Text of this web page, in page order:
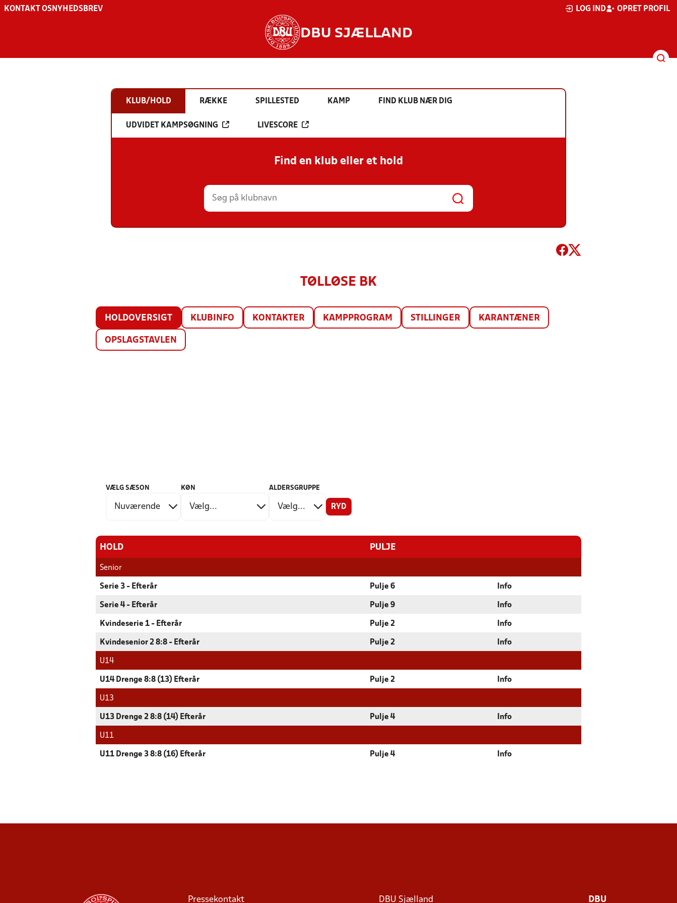
KONTAKT OS NYHEDSBREV LOG IND OPRET PROFIL
DBU SJÆLLAND
KLUB/HOLD RÆKKE SPILLESTED KAMP FIND KLUB NÆR DIG
UDVIDET KAMPSØGNING LIVESCORE
Find en klub eller et hold
TØLLØSE BK
HOLDOVERSIGT KLUBINFO KONTAKTER KAMPPROGRAM STILLINGER KARANTÆNER
OPSLAGSTAVLEN
VÆLG SÆSON KØN ALDERSGRUPPE
RYD
HOLD PULJE
Senior
Serie 3 - Efterår Pulje 6 Info
Serie 4 - Efterår Pulje 9 Info
Kvindeserie 1 - Efterår Pulje 2 Info
Kvindesenior 2 8:8 - Efterår Pulje 2 Info
U14
U14 Drenge 8:8 (13) Efterår Pulje 2 Info
U13
U13 Drenge 2 8:8 (14) Efterår Pulje 4 Info
U11
U11 Drenge 3 8:8 (16) Efterår Pulje 4 Info
Pressekontakt DBU Sjælland DBU